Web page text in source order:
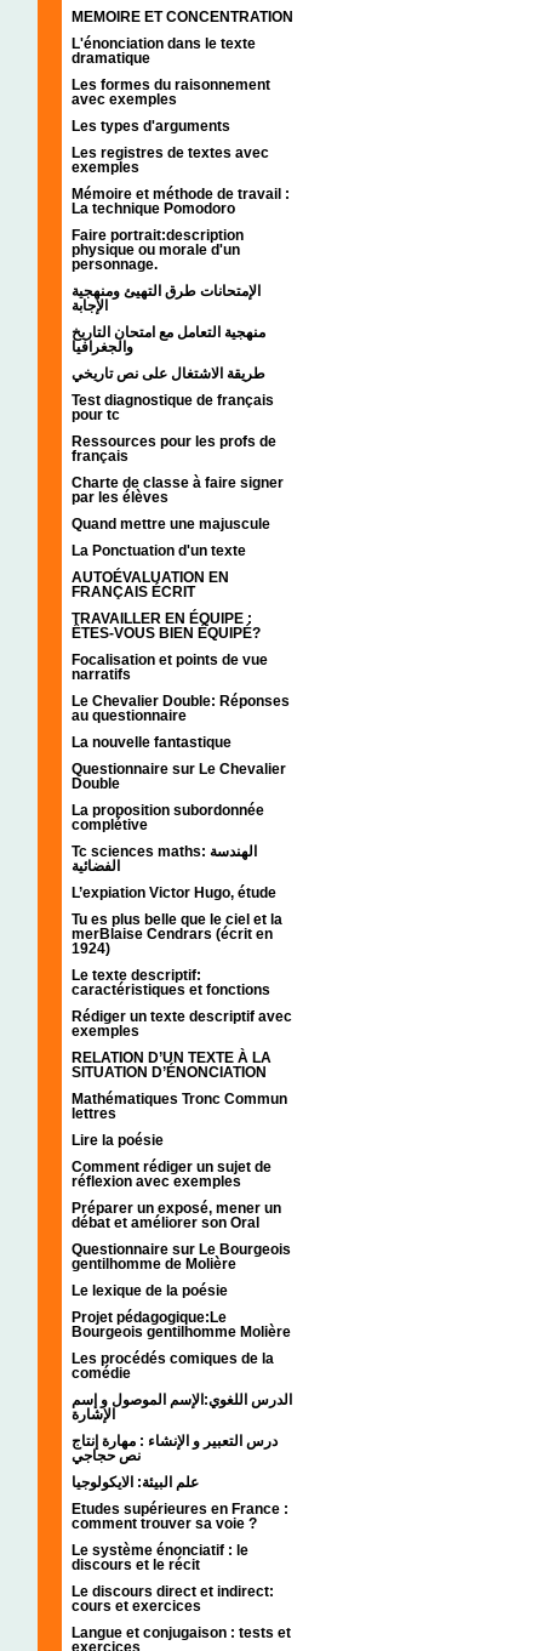
MEMOIRE ET CONCENTRATION
L'énonciation dans le texte
dramatique
Les formes du raisonnement
avec exemples
Les types d'arguments
Les registres de textes avec
exemples
Mémoire et méthode de travail :
La technique Pomodoro
Faire portrait:description
physique ou morale d'un
personnage.
الإمتحانات طرق التهيئ ومنهجية
الإجابة
منهجية التعامل مع امتحان التاريخ
والجغرافيا
طريقة الاشتغال على نص تاريخي
Test diagnostique de français
pour tc
Ressources pour les profs de
français
Charte de classe à faire signer
par les élèves
Quand mettre une majuscule
La Ponctuation d'un texte
AUTOÉVALUATION EN
FRANÇAIS ÉCRIT
TRAVAILLER EN ÉQUIPE :
ÊTES-VOUS BIEN ÉQUIPÉ?
Focalisation et points de vue
narratifs
Le Chevalier Double: Réponses
au questionnaire
La nouvelle fantastique
Questionnaire sur Le Chevalier
Double
La proposition subordonnée
complétive
Tc sciences maths: الهندسة
الفضائية
L’expiation Victor Hugo, étude
Tu es plus belle que le ciel et la
merBlaise Cendrars (écrit en
1924)
Le texte descriptif:
caractéristiques et fonctions
Rédiger un texte descriptif avec
exemples
RELATION D’UN TEXTE À LA
SITUATION D’ÉNONCIATION
Mathématiques Tronc Commun
lettres
Lire la poésie
Comment rédiger un sujet de
réflexion avec exemples
Préparer un exposé, mener un
débat et améliorer son Oral
Questionnaire sur Le Bourgeois
gentilhomme de Molière
Le lexique de la poésie
Projet pédagogique:Le
Bourgeois gentilhomme Molière
Les procédés comiques de la
comédie
الدرس اللغوي:الإسم الموصول و إسم
الإشارة
درس التعبير و الإنشاء : مهارة إنتاج
نص حجاجي
علم البيئة: الايكولوجيا
Etudes supérieures en France :
comment trouver sa voie ?
Le système énonciatif : le
discours et le récit
Le discours direct et indirect:
cours et exercices
Langue et conjugaison : tests et
exercices